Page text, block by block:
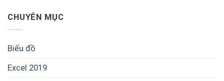
CHUYÊN MỤC
Biểu đồ
Excel 2019